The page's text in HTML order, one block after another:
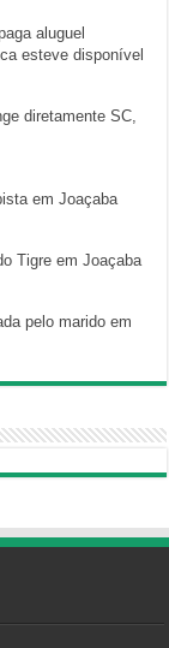
aluguel
esteve disponível
diretamente SC,
em Joaçaba
Tigre em Joaçaba
pelo marido em